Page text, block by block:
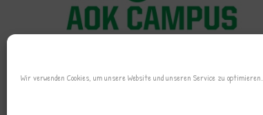
Wir verwenden Cookies, um unsere Website und unseren Service zu optimieren.